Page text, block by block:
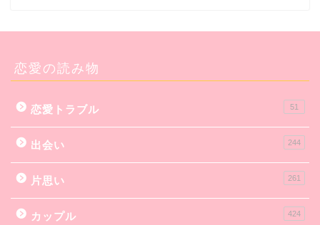
恋愛の読み物
恋愛トラブル 51
出会い 244
片思い 261
カップル 424